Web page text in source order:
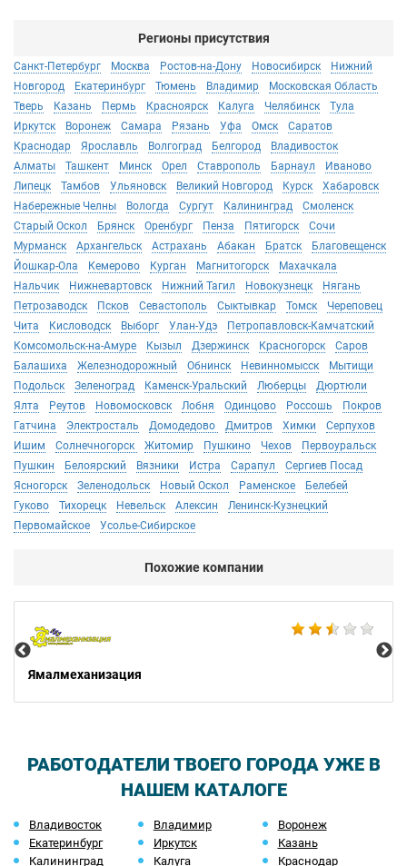
Регионы присутствия
Санкт-Петербург Москва Ростов-на-Дону Новосибирск
Нижний
Новгород
Екатеринбург Тюмень Владимир
Московская Область
Тверь
Казань Пермь Красноярск Калуга Челябинск
Тула
Иркутск
Воронеж Самара Рязань Уфа Омск
Саратов
Краснодар
Ярославль Волгоград Белгород
Владивосток
Алматы
Ташкент Минск Орел Ставрополь Барнаул
Иваново
Липецк
Тамбов Ульяновск Великий Новгород Курск
Хабаровск
Набережные Челны
Вологда Сургут Калининград
Смоленск
Старый Оскол
Брянск Оренбург Пенза Пятигорск
Сочи
Мурманск
Архангельск Астрахань Абакан Братск
Благовещенск
Йошкар-Ола
Кемерово Курган Магнитогорск
Махачкала
Нальчик
Нижневартовск Нижний Тагил Новокузнецк
Нягань
Петрозаводск
Псков Севастополь Сыктывкар Томск
Череповец
Чита
Кисловодск Выборг Улан-Удэ
Петропавловск-Камчатский
Комсомольск-на-Амуре
Кызыл Дзержинск Красногорск
Саров
Балашиха
Железнодорожный Обнинск Невинномысск
Мытищи
Подольск
Зеленоград Каменск-Уральский Люберцы
Дюртюли
Ялта
Реутов Новомосковск Лобня Одинцово Россошь
Покров
Гатчина
Электросталь Домодедово Дмитров Химки
Серпухов
Ишим
Солнечногорск Житомир Пушкино Чехов
Первоуральск
Пушкин
Белоярский Вязники Истра Сарапул
Сергиев Посад
Ясногорск
Зеленодольск Новый Оскол Раменское
Белебей
Гуково
Тихорецк Невельск Алексин
Ленинск-Кузнецкий
Первомайское
Усолье-Сибирское
Похожие компании
Ямалмеханизация
РАБОТОДАТЕЛИ ТВОЕГО ГОРОДА УЖЕ В
НАШЕМ КАТАЛОГЕ
Владивосток Владимир
Воронеж
Екатеринбург
Иркутск
Казань
Калининград
Калуга Краснодар